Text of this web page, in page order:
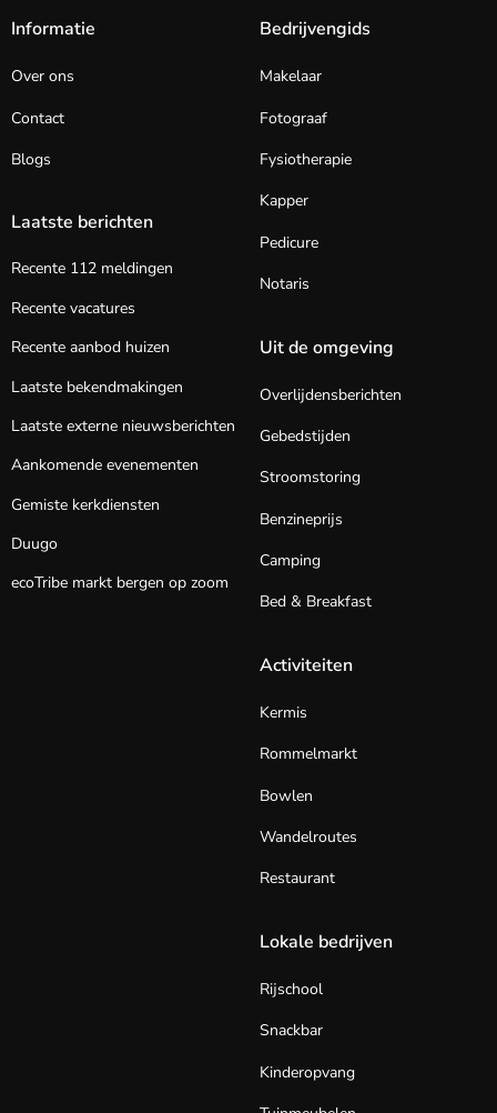
Informatie
Over ons
Contact
Blogs
Laatste berichten
Recente 112 meldingen
Recente vacatures
Recente aanbod huizen
Laatste bekendmakingen
Laatste externe nieuwsberichten
Aankomende evenementen
Gemiste kerkdiensten
Duugo
ecoTribe markt bergen op zoom
Bedrijvengids
Makelaar
Fotograaf
Fysiotherapie
Kapper
Pedicure
Notaris
Uit de omgeving
Overlijdensberichten
Gebedstijden
Stroomstoring
Benzineprijs
Camping
Bed & Breakfast
Activiteiten
Kermis
Rommelmarkt
Bowlen
Wandelroutes
Restaurant
Lokale bedrijven
Rijschool
Snackbar
Kinderopvang